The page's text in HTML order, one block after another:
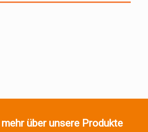
über unsere Produkte